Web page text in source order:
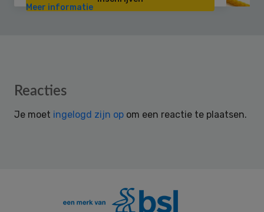
Meer informatie
Reader
Reacties
Je moet ingelogd zijn op om een reactie te plaatsen.